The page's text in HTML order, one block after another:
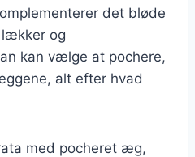
det bløde
og
kan vælge at pochere,
alt efter hvad
med pocheret æg,